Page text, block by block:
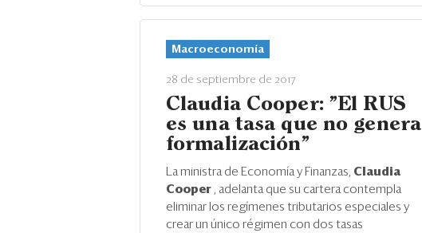
Macroeconomía
28 de septiembre de 2017
Claudia Cooper: "El RUS
es una tasa que no genera
formalización"
La ministra de Economía y Finanzas, Claudia
Cooper , adelanta que su cartera contempla
eliminar los regímenes tributarios especiales y
crear un único régimen con dos tasas